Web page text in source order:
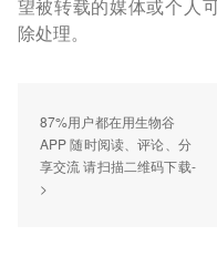
望被转载的媒体或个人
除处理。
87%用户都在用生物谷
APP 随时阅读、评论、分
享交流 请扫描二维码下载-
>